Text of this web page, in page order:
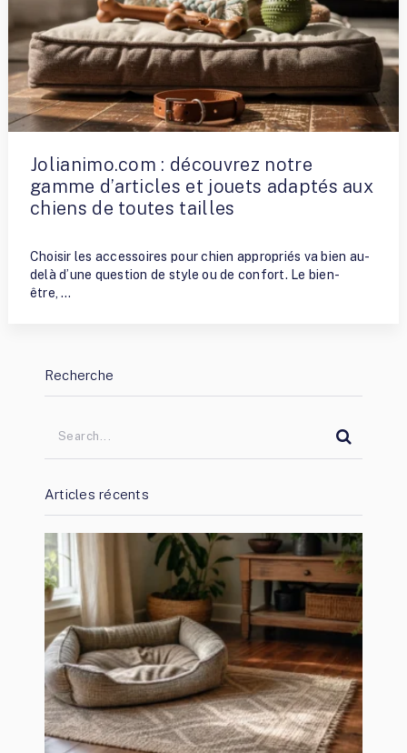
Jolianimo.com : découvrez notre
gamme d’articles et jouets adaptés aux
chiens de toutes tailles
Choisir les accessoires pour chien appropriés va bien au-
delà d’une question de style ou de confort. Le bien-
être, …
Recherche
Articles récents